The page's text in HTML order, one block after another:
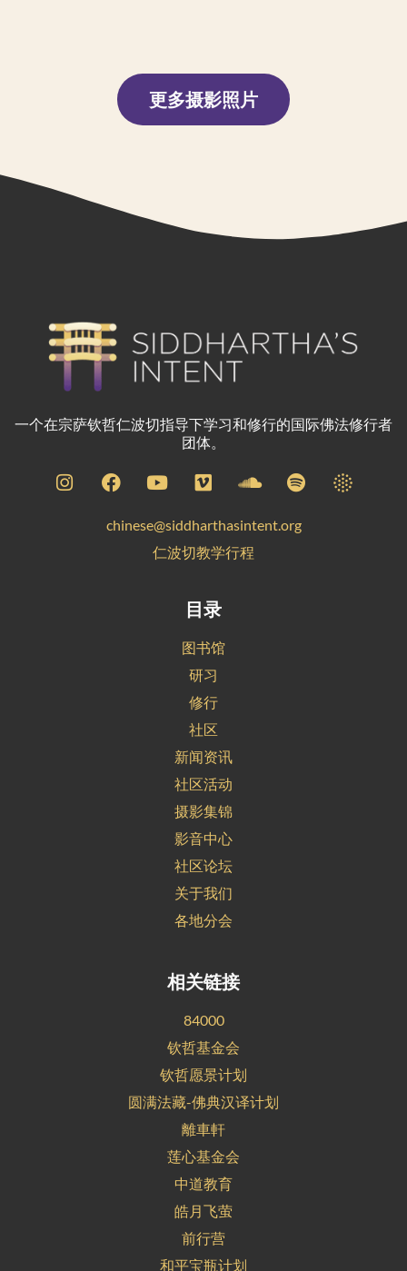
更多摄影照片
一个在宗萨钦哲仁波切指导下学习和修行的国际佛法修行者
团体。
chinese@siddharthasintent.org
仁波切教学行程
目录
图书馆
研习
修行
社区
新闻资讯
社区活动
摄影集锦
影音中心
社区论坛
关于我们
各地分会
相关链接
84000
钦哲基金会
钦哲愿景计划
圆满法藏-佛典汉译计划
離車軒
莲心基金会
中道教育
皓月飞萤
前行营
和平宝瓶计划